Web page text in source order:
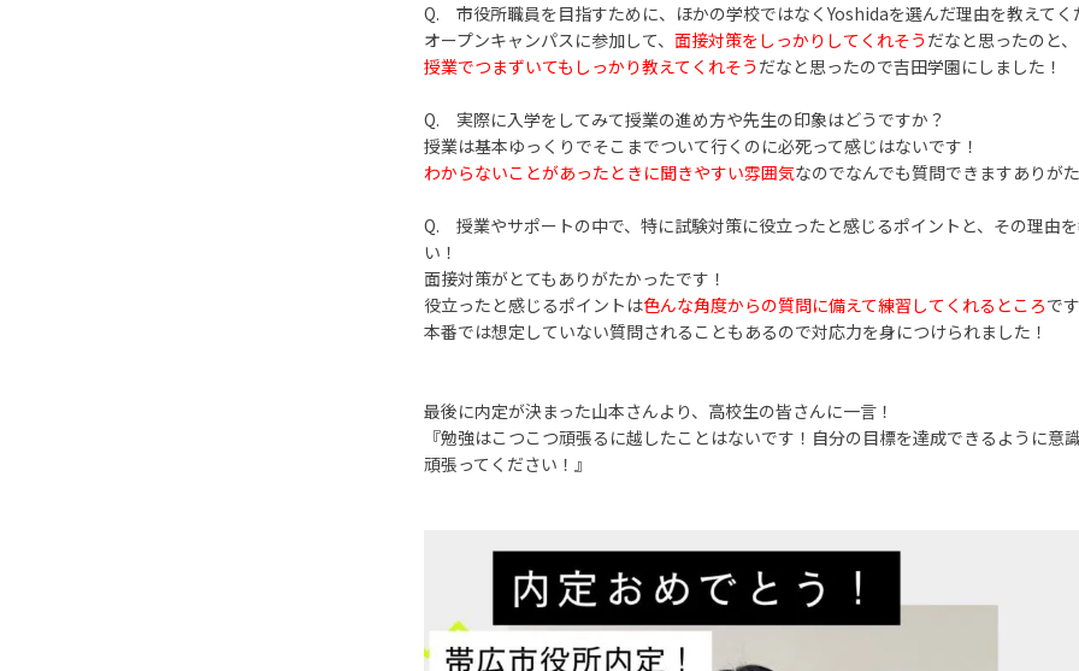
Q. 市役所職員を目指すために、ほかの学校ではなくYoshidaを選んだ理由を教えてく
オープンキャンパスに参加して、 面接対策をしっかりしてくれそうだなと思ったのと、
授業でつまずいてもしっかり教えてくれそうだなと思ったので吉田学園にしました！
Q. 実際に入学をしてみて授業の進め方や先生の印象はどうですか？
授業は基本ゆっくりでそこまでついて行くのに必死って感じはないです！
わからないことがあったときに聞きやすい雰囲気なのでなんでも質問できますありが
Q. 授業やサポートの中で、特に試験対策に役立ったと感じるポイントと、その理由
い！
面接対策がとてもありがたかったです！
役立ったと感じるポイントは色んな角度からの質問に備えて練習してくれるところで
本番では想定していない質問されることもあるので対応力を身につけられました！
最後に内定が決まった山本さんより、高校生の皆さんに一言！
『勉強はこつこつ頑張るに越したことはないです！自分の目標を達成できるように意
頑張ってください！』